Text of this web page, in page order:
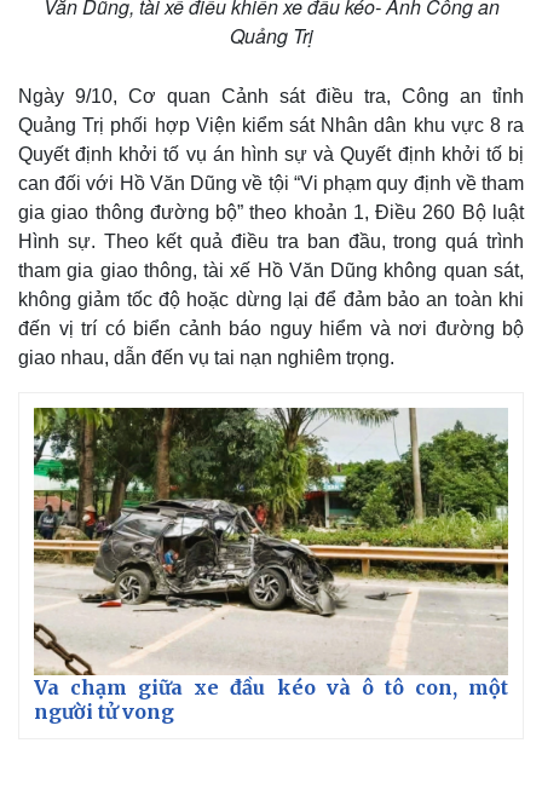
Thế giới
Quan sát
Cuộc sống đó đây
Hồ sơ
Multimedia
Video
Ảnh
E-Magazine
Infographic
Văn Dũng, tài xế điều khiển xe đầu kéo- Ảnh Công an
Quảng Trị
Ngày 9/10, Cơ quan Cảnh sát điều tra, Công an tỉnh
Quảng Trị phối hợp Viện kiểm sát Nhân dân khu vực 8 ra
Quyết định khởi tố vụ án hình sự và Quyết định khởi tố bị
can đối với Hồ Văn Dũng về tội “Vi phạm quy định về tham
gia giao thông đường bộ” theo khoản 1, Điều 260 Bộ luật
Hình sự. Theo kết quả điều tra ban đầu, trong quá trình
tham gia giao thông, tài xế Hồ Văn Dũng không quan sát,
không giảm tốc độ hoặc dừng lại để đảm bảo an toàn khi
đến vị trí có biển cảnh báo nguy hiểm và nơi đường bộ
giao nhau, dẫn đến vụ tai nạn nghiêm trọng.
Va chạm giữa xe đầu kéo và ô tô con, một
người tử vong